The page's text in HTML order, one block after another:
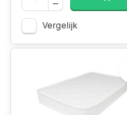
Vergelijk